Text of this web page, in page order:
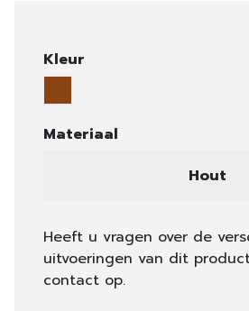
Kleur
Materiaal
Hout
Heeft u vragen over de
uitvoeringen van dit
contact op.